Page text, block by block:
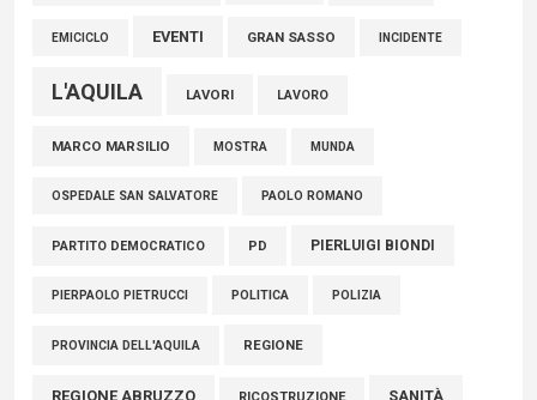
EMICICLO EVENTI GRAN SASSO INCIDENTE
L'AQUILA LAVORI LAVORO
MARCO MARSILIO MOSTRA MUNDA
OSPEDALE SAN SALVATORE PAOLO ROMANO
PARTITO DEMOCRATICO PD PIERLUIGI BIONDI
PIERPAOLO PIETRUCCI POLITICA POLIZIA
PROVINCIA DELL'AQUILA REGIONE
REGIONE ABRUZZO SANITÀ